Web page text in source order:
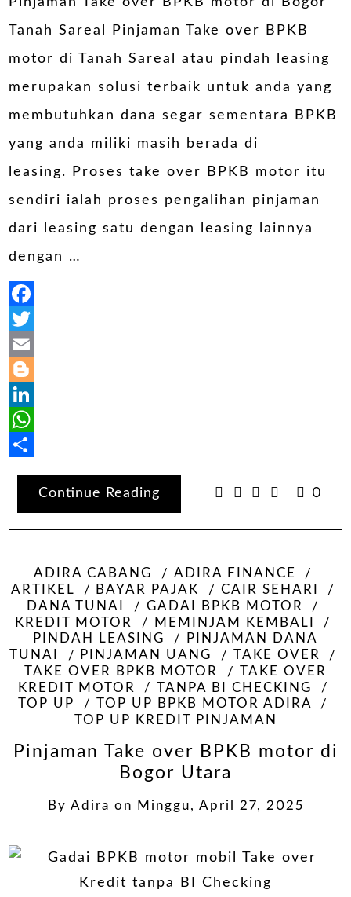
Tanah Sareal Pinjaman Take over BPKB
motor di Tanah Sareal atau pindah leasing
merupakan solusi terbaik untuk anda yang
membutuhkan dana segar sementara BPKB
yang anda miliki masih berada di
leasing. Proses take over BPKB motor itu
sendiri ialah proses pengalihan pinjaman
dari leasing satu dengan leasing lainnya
dengan …
Facebook
Twitter
Email
Blogger
LinkedIn
WhatsApp
Continue Reading
0
ADIRA CABANG
ADIRA FINANCE
ARTIKEL
BAYAR PAJAK
CAIR SEHARI
DANA TUNAI
GADAI BPKB MOTOR
KREDIT MOTOR
MEMINJAM KEMBALI
PINDAH LEASING
PINJAMAN DANA
TUNAI
PINJAMAN UANG
TAKE OVER
TAKE OVER BPKB MOTOR
TAKE OVER
KREDIT MOTOR
TANPA BI CHECKING
TOP UP
TOP UP BPKB MOTOR ADIRA
TOP UP KREDIT PINJAMAN
Pinjaman Take over BPKB motor di
Bogor Utara
By Adira on Minggu, April 27, 2025